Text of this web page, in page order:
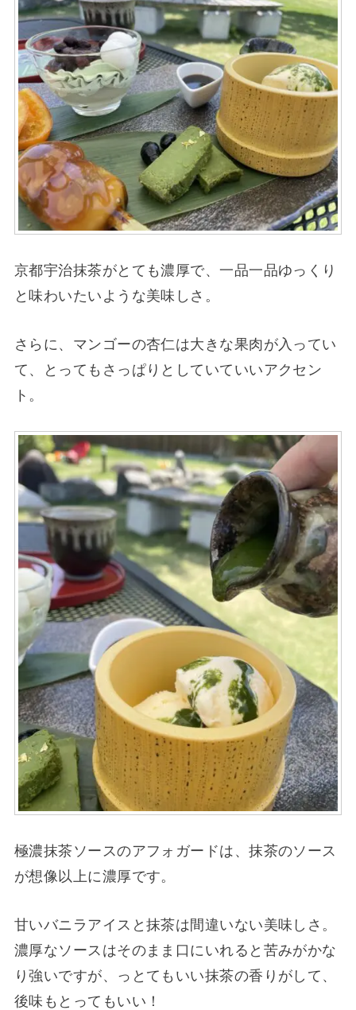
京都宇治抹茶がとても濃厚で、一品一品ゆっくり
と味わいたいような美味しさ。
さらに、マンゴーの杏仁は大きな果肉が入ってい
て、とってもさっぱりとしていていいアクセン
ト。
極濃抹茶ソースのアフォガードは、抹茶のソース
が想像以上に濃厚です。
甘いバニラアイスと抹茶は間違いない美味しさ。
濃厚なソースはそのまま口にいれると苦みがかな
り強いですが、っとてもいい抹茶の香りがして、
後味もとってもいい！